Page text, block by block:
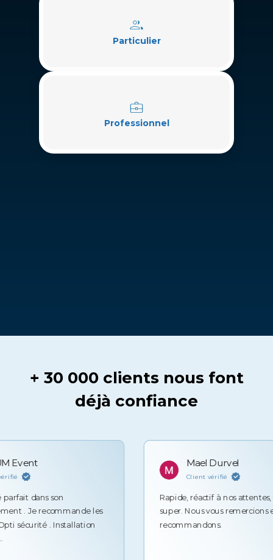
Particulier
Professionnel
+ 30 000 clients nous font
déjà confiance
dans son
recommande les
. Installation
Mael Durvel
Client vérifié
Rapide, réactif à nos attentes,
super. Nous vous remercions et vous
recommandons.